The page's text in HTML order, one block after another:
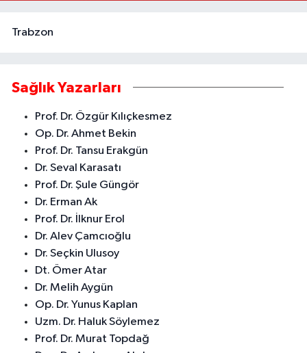
Trabzon
Sağlık Yazarları
Prof. Dr. Özgür Kılıçkesmez
Op. Dr. Ahmet Bekin
Prof. Dr. Tansu Erakgün
Dr. Seval Karasatı
Prof. Dr. Şule Güngör
Dr. Erman Ak
Prof. Dr. İlknur Erol
Dr. Alev Çamcıoğlu
Dr. Seçkin Ulusoy
Dt. Ömer Atar
Dr. Melih Aygün
Op. Dr. Yunus Kaplan
Uzm. Dr. Haluk Söylemez
Prof. Dr. Murat Topdağ